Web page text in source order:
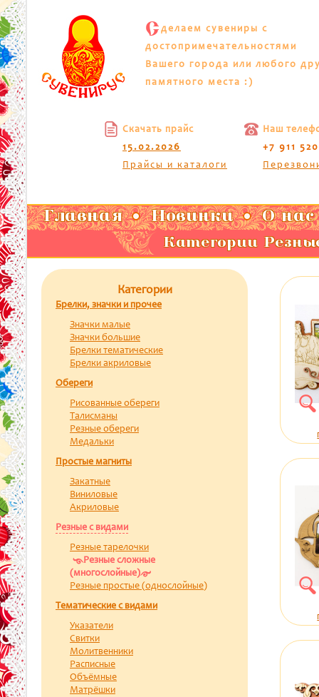
С делаем сувениры с
достопримечательностями
Вашего города или любого
памятного места :)
Скачать прайс
15.02.2026
Прайсы и каталоги
Наш
+7 911
Главная Новинки О нас
Категории
Категории
Брелки, значки и прочее
Значки малые
Значки большие
Брелки тематические
Брелки акриловые
Обереги
Рисованные обереги
Талисманы
Резные обереги
Медальки
Простые магниты
Закатные
Виниловые
Акриловые
Резные с видами
Резные тарелочки
Резные сложные
(многослойные)
Резные простые (однослойные)
Тематические с видами
Указатели
Свитки
Молитвенники
Расписные
Объёмные
Матрёшки